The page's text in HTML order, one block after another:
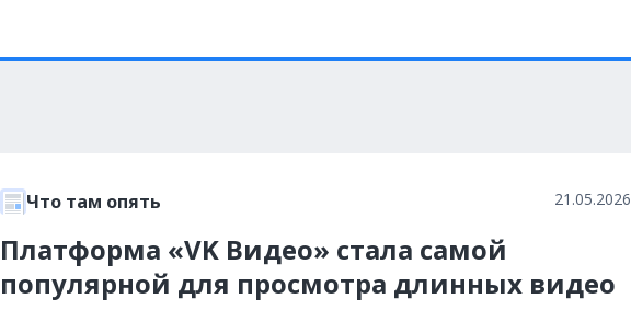
Что там опять 21.05.2026
Платформа «VK Видео» стала самой
популярной для просмотра длинных видео